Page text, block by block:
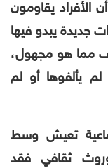
الأفراد يقاومون
جديدة يبدو فيها
مما هو مجهول،
يألفوها أو لم
تعيش وسط
ثقافي فقد